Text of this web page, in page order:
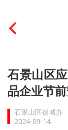
首页
文明创建
文明实践
石景山区
品企业节
石景山区创城办
2024-09-14